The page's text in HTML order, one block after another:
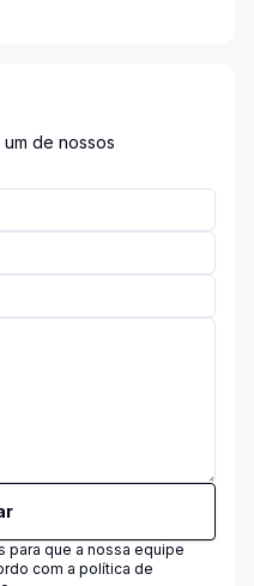
de nossos
para que a nossa equipe
com a política de